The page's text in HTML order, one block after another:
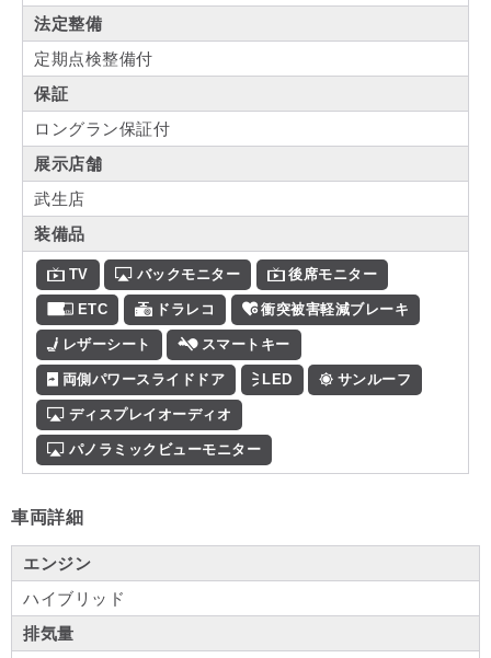
法定整備
定期点検整備付
保証
ロングラン保証付
展示店舗
武生店
装備品
TV バックモニター 後席モニター
ETC ドラレコ 衝突被害軽減ブレーキ
レザーシート スマートキー
両側パワースライドドア LED サンルーフ
ディスプレイオーディオ
パノラミックビューモニター
車両詳細
エンジン
ハイブリッド
排気量